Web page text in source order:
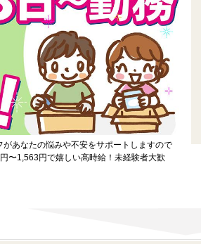
があなたの悩みや不安をサポートしますので
〜1,563円で嬉しい高時給！未経験者大歓